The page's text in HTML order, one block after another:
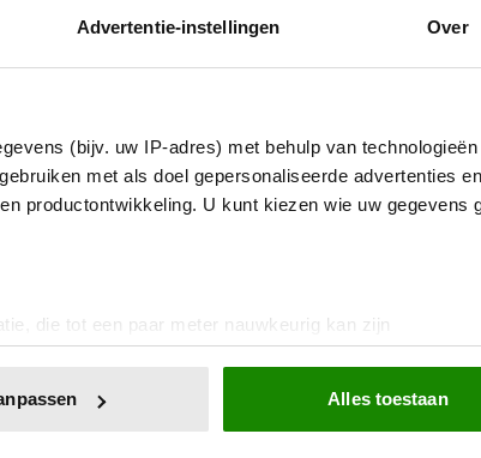
Advertentie-instellingen Over
(bijv. uw IP-adres) met behulp van
met als doel gepersonaliseerde advertenties
productontwikkeling. U kunt kiezen wie uw gegevens
die tot een paar meter nauwkeurig kan zijn
op specifieke eigenschappen (fingerprinting)
Alles toestaan